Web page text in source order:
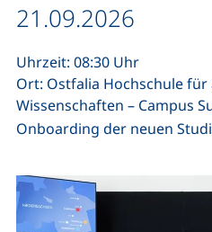
Datum / Dauer:
21.09.2026
Uhrzeit: 08:30 Uhr
Ort: Ostfalia Hochschule
Wissenschaften – Campus
Onboarding der neuen